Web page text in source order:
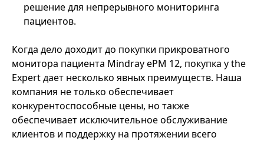
решение для непрерывного мониторинга
пациентов.
Когда дело доходит до покупки прикроватного
монитора пациента Mindray ePM 12, покупка у the
Expert дает несколько явных преимуществ. Наша
компания не только обеспечивает
конкурентоспособные цены, но также
обеспечивает исключительное обслуживание
клиентов и поддержку на протяжении всего